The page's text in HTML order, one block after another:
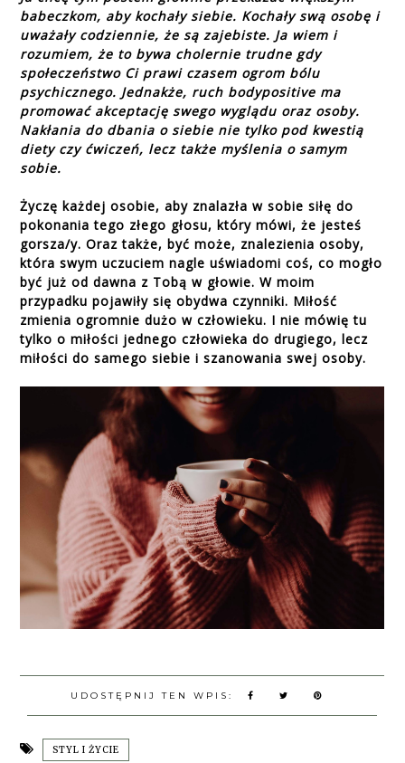
babeczkom, aby kochały siebie. Kochały swą osobę i
uważały codziennie, że są zajebiste. Ja wiem i
rozumiem, że to bywa cholernie trudne gdy
społeczeństwo Ci prawi czasem ogrom bólu
psychicznego. Jednakże, ruch bodypositive ma
promować akceptację swego wyglądu oraz osoby.
Nakłania do dbania o siebie nie tylko pod kwestią
diety czy ćwiczeń, lecz także myślenia o samym
sobie.
Życzę każdej osobie, aby znalazła w sobie siłę do
pokonania tego złego głosu, który mówi, że jesteś
gorsza/y. Oraz także, być może, znalezienia osoby,
która swym uczuciem nagle uświadomi coś, co mogło
być już od dawna z Tobą w głowie. W moim
przypadku pojawiły się obydwa czynniki. Miłość
zmienia ogromnie dużo w człowieku. I nie mówię tu
tylko o miłości jednego człowieka do drugiego, lecz
miłości do samego siebie i szanowania swej osoby.
UDOSTĘPNIJ TEN WPIS:
STYL I ŻYCIE